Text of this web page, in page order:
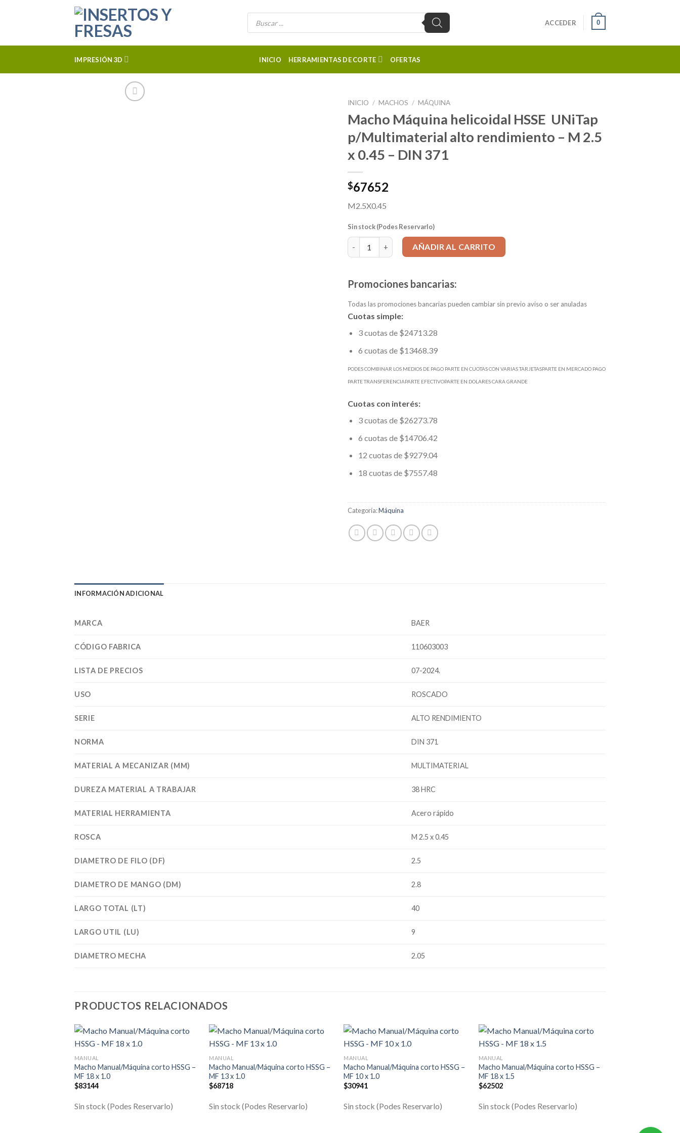
Búsqueda
ACCEDER 0
IMPRESIÓN 3D INICIO HERRAMIENTAS DE CORTE OFERTAS
INICIO / MACHOS / MÁQUINA
Macho Máquina helicoidal HSSE UNiTap
p/Multimaterial alto rendimiento – M 2.5
x 0.45 – DIN 371
$67652
M2.5X0.45
Sin stock (Podes Reservarlo)
Macho Máquina helicoidal HSSE UNiTap p/Multimaterial alto rendimiento - M 2.5 x 0.45 - DIN
AÑADIR AL CARRITO
Promociones bancarias:
Todas las promociones bancarias pueden cambiar sin previo aviso o ser anuladas
Cuotas simple:
3 cuotas de $24713.28
6 cuotas de $13468.39
PODES COMBINAR LOS MEDIOS DE PAGO PARTE EN CUOTAS CON VARIAS TARJETASPARTE EN MERCADO PAGO
PARTE TRANSFERENCIAPARTE EFECTIVOPARTE EN DOLARES CARA GRANDE
Cuotas con interés:
3 cuotas de $26273.78
6 cuotas de $14706.42
12 cuotas de $9279.04
18 cuotas de $7557.48
Categoría:Máquina
INFORMACIÓN ADICIONAL
MARCA BAER
CÓDIGO FABRICA 110603003
LISTA DE PRECIOS 07-2024.
USO ROSCADO
SERIE ALTO RENDIMIENTO
NORMA DIN 371
MATERIAL A MECANIZAR (MM) MULTIMATERIAL
DUREZA MATERIAL A TRABAJAR 38 HRC
MATERIAL HERRAMIENTA Acero rápido
ROSCA M 2.5 x 0.45
DIAMETRO DE FILO (DF) 2.5
DIAMETRO DE MANGO (DM) 2.8
LARGO TOTAL (LT) 40
LARGO UTIL (LU) 9
DIAMETRO MECHA 2.05
PRODUCTOS RELACIONADOS
MANUAL
Macho Manual/Máquina corto HSSG –
MF 18 x 1.0
$83144
Sin stock (Podes Reservarlo)
MANUAL
Macho Manual/Máquina corto HSSG –
MF 13 x 1.0
$68718
Sin stock (Podes Reservarlo)
MANUAL
Macho Manual/Máquina corto HSSG –
MF 10 x 1.0
$30941
Sin stock (Podes Reservarlo)
MANUAL
Macho Manual/Máquina corto HSSG –
MF 18 x 1.5
$62502
Sin stock (Podes Reservarlo)